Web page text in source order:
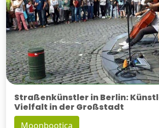
Straßenkünstler in Berlin:
Vielfalt in der Großstadt
Moonbootica